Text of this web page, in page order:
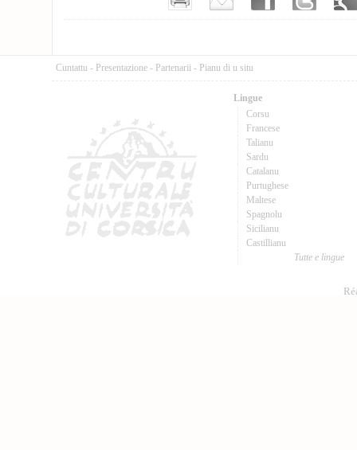
Cuntattu - Presentazione - Partenarii - Pianu di u situ
Lingue
Corsu
Francese
Talianu
Sardu
Catalanu
Purtughese
Maltese
Spagnolu
Sicilianu
Castillianu
Tutte e lingue